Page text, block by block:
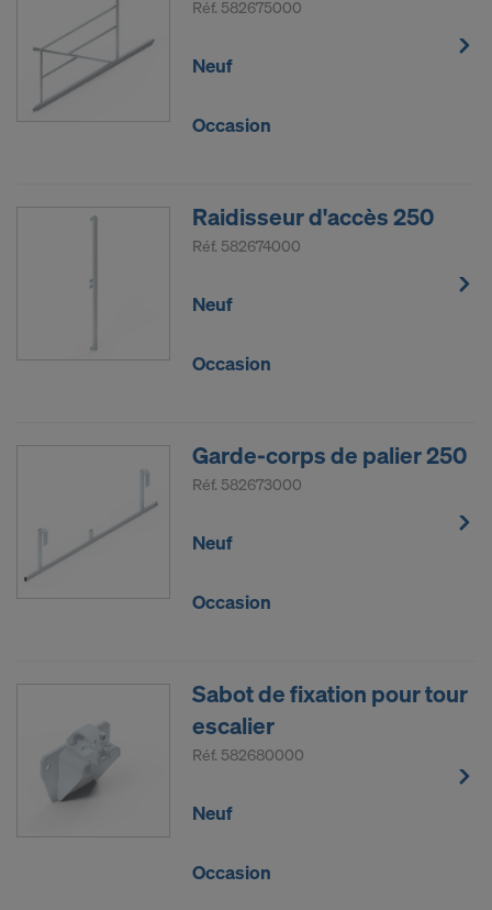
Réf. 582675000
Neuf
Occasion
Raidisseur d'accès 250
Réf. 582674000
Neuf
Occasion
Garde-corps de palier 250
Réf. 582673000
Neuf
Occasion
Sabot de fixation pour tour
escalier
Réf. 582680000
Neuf
Occasion